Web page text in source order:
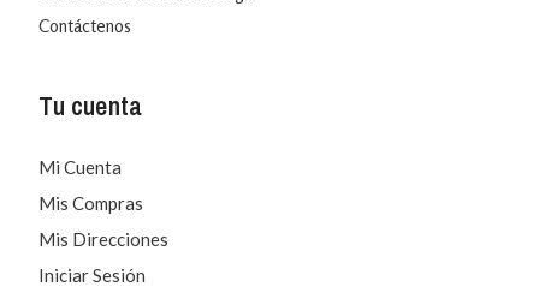
Contáctenos
Tu cuenta
Mi Cuenta
Mis Compras
Mis Direcciones
Iniciar Sesión